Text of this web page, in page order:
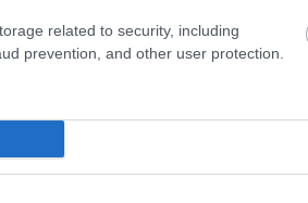
related to security, including
prevention, and other user protection.